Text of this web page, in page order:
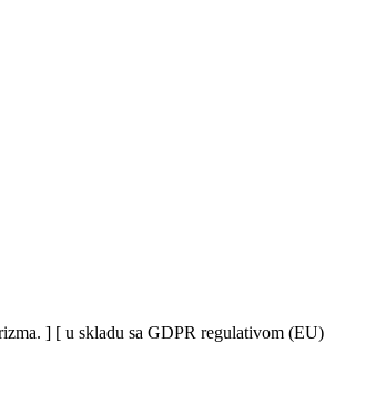
] [ u skladu sa GDPR regulativom (EU)